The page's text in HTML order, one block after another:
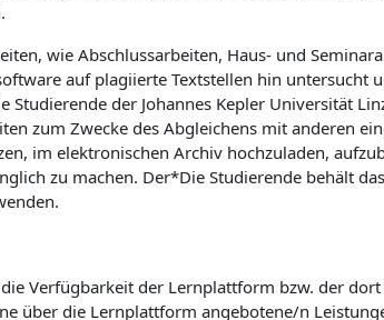
wie Abschlussarbeiten, Haus- und
auf plagiierte Textstellen hin untersucht
der Johannes Kepler Universität
zum Zwecke des Abgleichens mit anderen
im elektronischen Archiv hochzuladen,
zu machen. Der*Die Studierende behält
Verfügbarkeit der Lernplattform bzw. der
über die Lernplattform angebotene/n